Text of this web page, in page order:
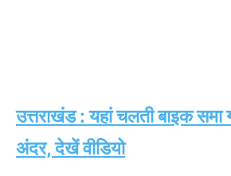
उत्तराखंड : यहां चलती बाइक
अंदर, देखें वीडियो